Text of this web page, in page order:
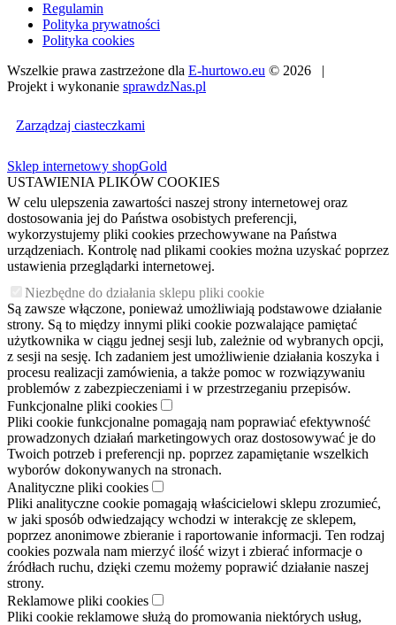
Regulamin
Polityka prywatności
Polityka cookies
Wszelkie prawa zastrzeżone dla E-hurtowo.eu © 2026 |
Projekt i wykonanie sprawdzNas.pl
Zarządzaj ciasteczkami
Sklep internetowy shopGold
USTAWIENIA PLIKÓW COOKIES
W celu ulepszenia zawartości naszej strony internetowej oraz
dostosowania jej do Państwa osobistych preferencji,
wykorzystujemy pliki cookies przechowywane na Państwa
urządzeniach. Kontrolę nad plikami cookies można uzyskać poprzez
ustawienia przeglądarki internetowej.
Niezbędne do działania sklepu pliki cookie
Są zawsze włączone, ponieważ umożliwiają podstawowe działanie
strony. Są to między innymi pliki cookie pozwalające pamiętać
użytkownika w ciągu jednej sesji lub, zależnie od wybranych opcji,
z sesji na sesję. Ich zadaniem jest umożliwienie działania koszyka i
procesu realizacji zamówienia, a także pomoc w rozwiązywaniu
problemów z zabezpieczeniami i w przestrzeganiu przepisów.
Funkcjonalne pliki cookies
Pliki cookie funkcjonalne pomagają nam poprawiać efektywność
prowadzonych działań marketingowych oraz dostosowywać je do
Twoich potrzeb i preferencji np. poprzez zapamiętanie wszelkich
wyborów dokonywanych na stronach.
Analityczne pliki cookies
Pliki analityczne cookie pomagają właścicielowi sklepu zrozumieć,
w jaki sposób odwiedzający wchodzi w interakcję ze sklepem,
poprzez anonimowe zbieranie i raportowanie informacji. Ten rodzaj
cookies pozwala nam mierzyć ilość wizyt i zbierać informacje o
źródłach ruchu, dzięki czemu możemy poprawić działanie naszej
strony.
Reklamowe pliki cookies
Pliki cookie reklamowe służą do promowania niektórych usług,